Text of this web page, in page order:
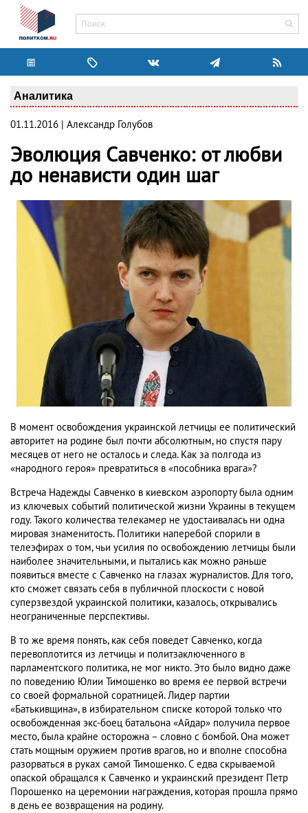
Аналитика
01.11.2016 | Александр Голубов
Эволюция Савченко: от любви
до ненависти один шаг
В момент освобождения украинской летчицы ее политический
авторитет на родине был почти абсолютным, но спустя пару
месяцев от него не осталось и следа. Как за полгода из
«народного героя» превратиться в «пособника врага»?
Встреча Надежды Савченко в киевском аэропорту была одним
из ключевых событий политической жизни Украины в текущем
году. Такого количества телекамер не удостаивалась ни одна
мировая знаменитость. Политики наперебой спорили в
телеэфирах о том, чьи усилия по освобождению летчицы были
наиболее значительными, и пытались как можно раньше
появиться вместе с Савченко на глазах журналистов. Для того,
кто сможет связать себя в публичной плоскости с новой
суперзвездой украинской политики, казалось, открывались
неограниченные перспективы.
В то же время понять, как себя поведет Савченко, когда
перевоплотится из летчицы и политзаключенного в
парламентского политика, не мог никто. Это было видно даже
по поведению Юлии Тимошенко во время ее первой встречи
со своей формальной соратницей. Лидер партии
«Батькивщина», в избирательном списке которой только что
освобожденная экс-боец батальона «Айдар» получила первое
место, была крайне осторожна – словно с бомбой. Она может
стать мощным оружием против врагов, но и вполне способна
разорваться в руках самой Тимошенко. С едва скрываемой
опаской обращался к Савченко и украинский президент Петр
Порошенко на церемонии награждения, которая прошла прямо
в день ее возвращения на родину.